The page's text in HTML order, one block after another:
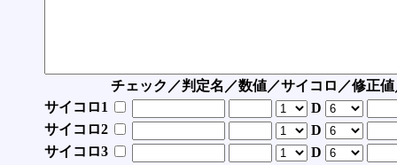
チェック／判定名／数値／サイコロ／修正
サイコロ1
D
サイコロ2
D
サイコロ3
D